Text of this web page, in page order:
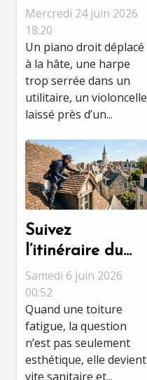
adapté dans la
préservation des
instruments de
musique
Mercredi 24 juin 2026
18:20
Un piano droit déplacé
à la hâte, une harpe
trop serrée dans un
utilitaire, un violoncelle
laissé près d’un...
Suivez
l’itinéraire du
meilleur
couvreur à Tours
pour une
rénovation sans
accroc
Samedi 6 juin 2026
00:52
Quand une toiture
fatigue, la question
n’est pas seulement
esthétique, elle devient
vite sanitaire et...